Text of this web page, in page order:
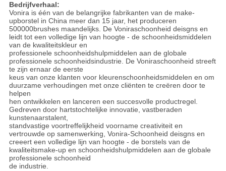
Bedrijfverhaal:
Vonira is één van de belangrijke fabrikanten van de make-
upborstel in China meer dan 15 jaar, het produceren
500000brushes maandelijks. De Voniraschoonheid deisgns en
leidt tot een volledige lijn van hoogte - de schoonheidsmiddelen
van de kwaliteitskleur en
professionele schoonheidshulpmiddelen aan de globale
professionele schoonheidsindustrie. De Voniraschoonheid streeft
te zijn ernaar de eerste
keus van onze klanten voor kleurenschoonheidsmiddelen en om
duurzame verhoudingen met onze cliënten te creëren door te
helpen
hen ontwikkelen en lanceren een succesvolle productregel.
Gedreven door hartstochtelijke innovatie, vastberaden
kunstenaarstalent,
standvastige voortreffelijkheid voorname creativiteit en
vertrouwde op samenwerking, Vonira-Schoonheid deisgns en
creeert een volledige lijn van hoogte - de borstels van de
kwaliteitsmake-up en schoonheidshulpmiddelen aan de globale
professionele schoonheid
de industrie.